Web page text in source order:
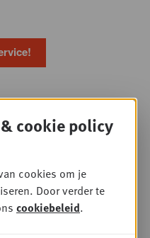
aan de
toeval!
cookie policy
cookies om je
Door verder te
cookiebeleid.